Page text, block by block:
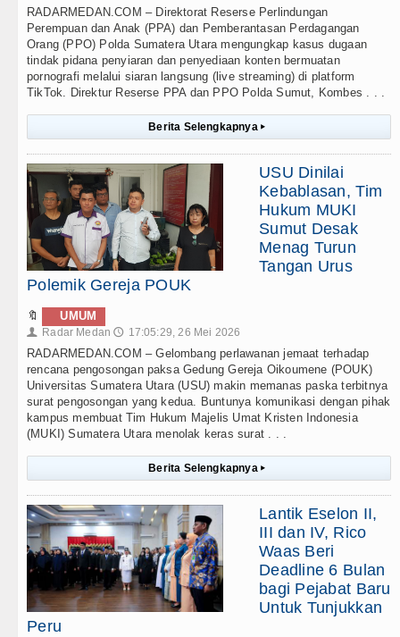
RADARMEDAN.COM – Direktorat Reserse Perlindungan
Perempuan dan Anak (PPA) dan Pemberantasan Perdagangan
Orang (PPO) Polda Sumatera Utara mengungkap kasus dugaan
tindak pidana penyiaran dan penyediaan konten bermuatan
pornografi melalui siaran langsung (live streaming) di platform
TikTok. Direktur Reserse PPA dan PPO Polda Sumut, Kombes . . .
Berita Selengkapnya ▸
USU Dinilai
Kebablasan, Tim
Hukum MUKI
Sumut Desak
Menag Turun
Tangan Urus
Polemik Gereja POUK
🔖 UMUM
👤 Radar Medan 🕔 17:05:29, 26 Mei 2026
RADARMEDAN.COM – Gelombang perlawanan jemaat terhadap
rencana pengosongan paksa Gedung Gereja Oikoumene (POUK)
Universitas Sumatera Utara (USU) makin memanas paska terbitnya
surat pengosongan yang kedua. Buntunya komunikasi dengan pihak
kampus membuat Tim Hukum Majelis Umat Kristen Indonesia
(MUKI) Sumatera Utara menolak keras surat . . .
Berita Selengkapnya ▸
Lantik Eselon II,
III dan IV, Rico
Waas Beri
Deadline 6 Bulan
bagi Pejabat Baru
Untuk Tunjukkan
Peru